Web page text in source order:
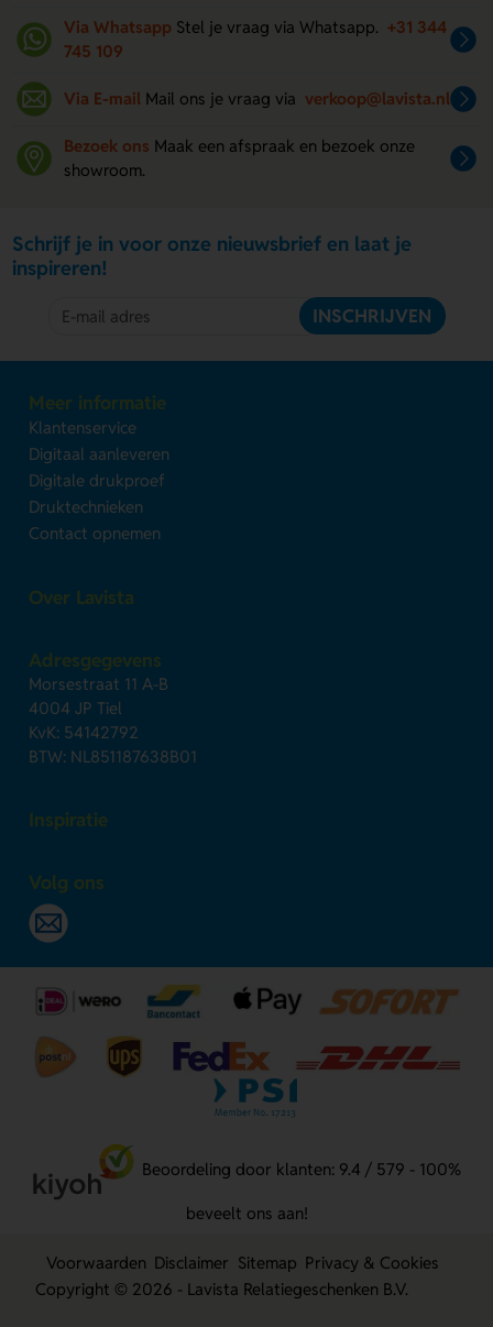
Via Whatsapp Stel je vraag via Whatsapp. +31 344
745 109
Via E-mail Mail ons je vraag via verkoop@lavista.nl
Bezoek ons Maak een afspraak en bezoek onze
showroom.
Schrijf je in voor onze nieuwsbrief en laat je
inspireren!
INSCHRIJVEN
Meer informatie
Klantenservice
Digitaal aanleveren
Digitale drukproef
Druktechnieken
Contact opnemen
Over Lavista
Adresgegevens
Morsestraat 11 A-B
4004 JP Tiel
KvK: 54142792
BTW: NL851187638B01
Inspiratie
Volg ons
Beoordeling door klanten: 9.4 / 579 - 100%
beveelt ons aan!
Voorwaarden Disclaimer Sitemap Privacy & Cookies
Copyright © 2026 - Lavista Relatiegeschenken B.V.